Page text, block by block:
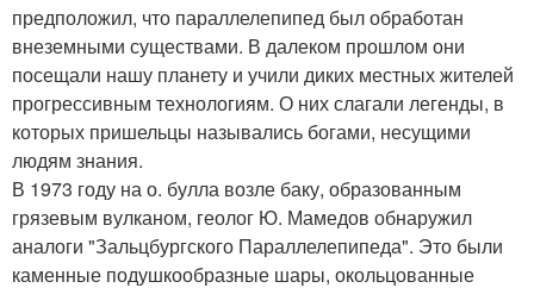
предположил, что параллелепипед был обработан
внеземными существами. В далеком прошлом они
посещали нашу планету и учили диких местных жителей
прогрессивным технологиям. О них слагали легенды, в
которых пришельцы назывались богами, несущими
людям знания.
В 1973 году на о. булла возле баку, образованным
грязевым вулканом, геолог Ю. Мамедов обнаружил
аналоги "Зальцбургского Параллелепипеда". Это были
каменные подушкообразные шары, окольцованные